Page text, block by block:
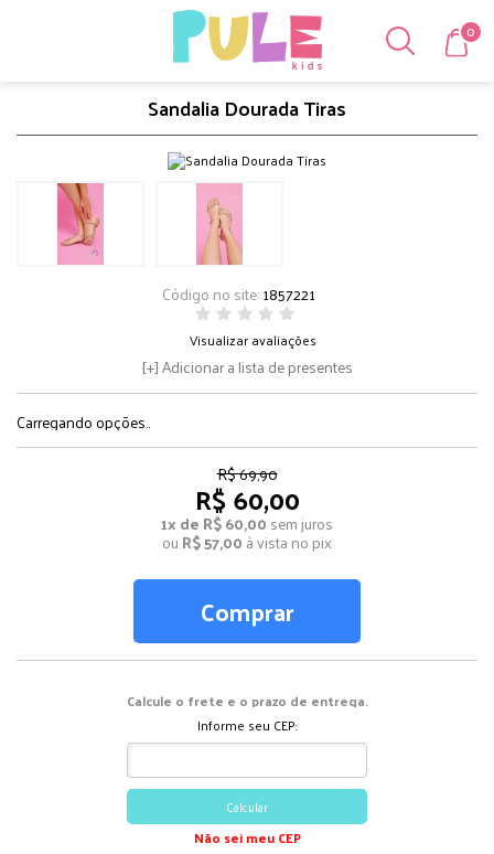
0
Sandalia Dourada Tiras
Código no site:1857221
Visualizar avaliações
Adicionar a lista de presentes
Carregando opções..
R$ 69,90
R$ 60,00
1x de R$ 60,00 sem juros
ou R$ 57,00 à vista no pix
Comprar
Calcule o frete e o prazo de entrega.
Informe seu CEP:
Calcular
Não sei meu CEP